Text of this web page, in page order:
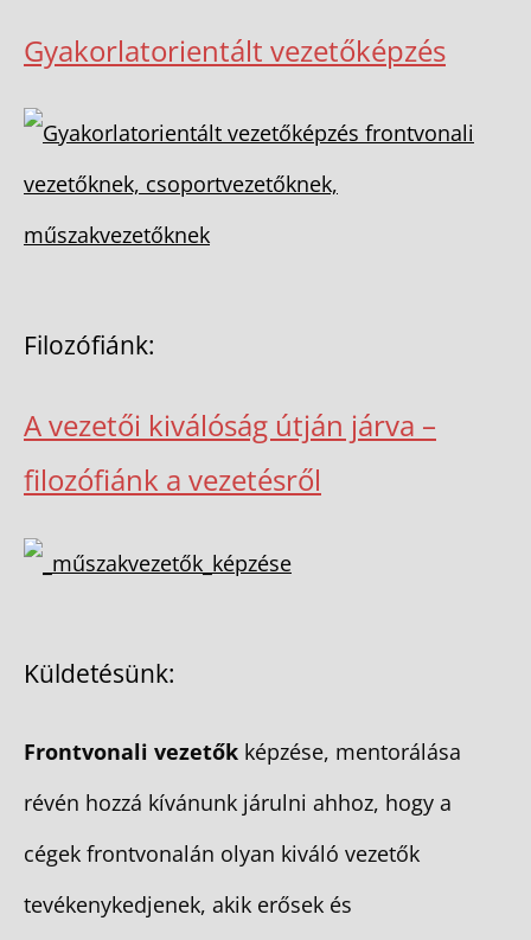
Gyakorlatorientált vezetőképzés
Filozófiánk:
A vezetői kiválóság útján járva –
filozófiánk a vezetésről
Küldetésünk:
Frontvonali vezetők képzése, mentorálása
révén hozzá kívánunk járulni ahhoz, hogy a
cégek frontvonalán olyan kiváló vezetők
tevékenykedjenek, akik erősek és